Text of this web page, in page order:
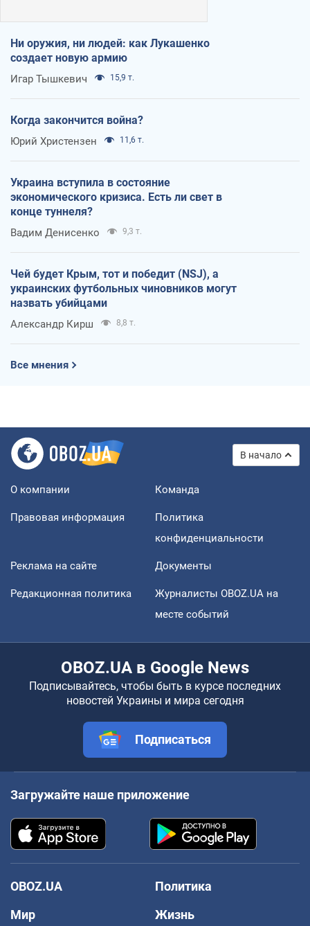
Ни оружия, ни людей: как Лукашенко
создает новую армию
Игар Тышкевич 15,9 т.
Когда закончится война?
Юрий Христензен 11,6 т.
Украина вступила в состояние
экономического кризиса. Есть ли свет в
конце туннеля?
Вадим Денисенко 9,3 т.
Чей будет Крым, тот и победит (NSJ), а
украинских футбольных чиновников могут
назвать убийцами
Александр Кирш 8,8 т.
Все мнения
В начало
О компании Команда
Правовая информация
Политика
конфиденциальности
Реклама на сайте Документы
Редакционная политика
Журналисты OBOZ.UA на
месте событий
OBOZ.UA в Google News
Подписывайтесь, чтобы быть в курсе последних
новостей Украины и мира сегодня
Подписаться
Загружайте наше приложение
OBOZ.UA
Политика
Мир
Жизнь